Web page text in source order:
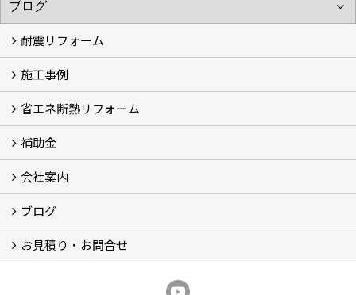
耐震リフォーム
空設計の耐震診断
耐震診断と耐震補強 動画
耐震診断レポート
減災セミナー・耐震基準と熊本地震 動画
耐震診断と耐震補強 解説
耐震診断Q&A
施工事例
施工事例
浴室の劣化改修と耐震補強 動画
浴室の劣化改修と耐震補強①
浴室の劣化改修と耐震補強②
省エネ断熱リフォーム
省エネ診断
省エネリフォーム
補助金
住宅性能表示制度
住宅断熱改修促進事業補助金2026
給湯省エネ2026
先進的窓リノベ2026
長期優良住宅化リフォーム推進事業
市川市耐震補助金
船橋市耐震補助金
浦安市耐震補助金
松戸市耐震補助金
四街道市耐震補助金
佐倉市耐震補助金
成田市耐震補助金
会社案内
経営理念／ご挨拶
会社概要
メディア掲載
リフォーム産業新聞掲載
表彰
スタッフ紹介
アクセス
不動産探し
プライバシーポリシー
ブログ
いちかわ新聞連載コラム
人生の歩き方
空設計通信
まもりとそなえ
豆知識
お見積り・お問合せ
耐震省エネ補助金無料相談会